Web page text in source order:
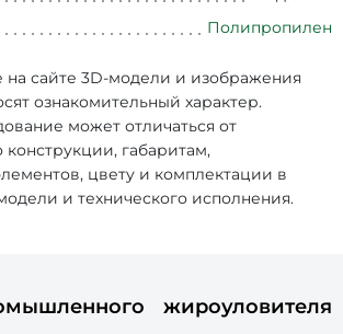
Полипропилен
на сайте 3D-модели и изображения
ознакомительный характер.
может отличаться от
конструкции, габаритам,
цвету и комплектации в
и технического исполнения.
жироуловителя